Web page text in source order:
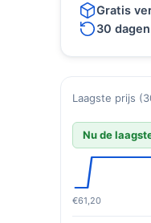
Gratis
30
Laagste prijs
Nu de
€61,20